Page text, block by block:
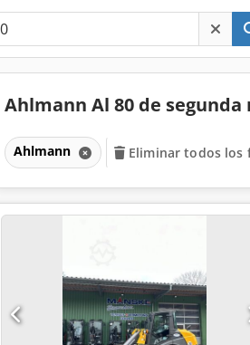
Ahlmann Al 80 de
Ahlmann Eliminar todos los